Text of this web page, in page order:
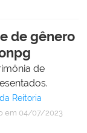
de gênero
de
Reitoria
em 04/07/2023